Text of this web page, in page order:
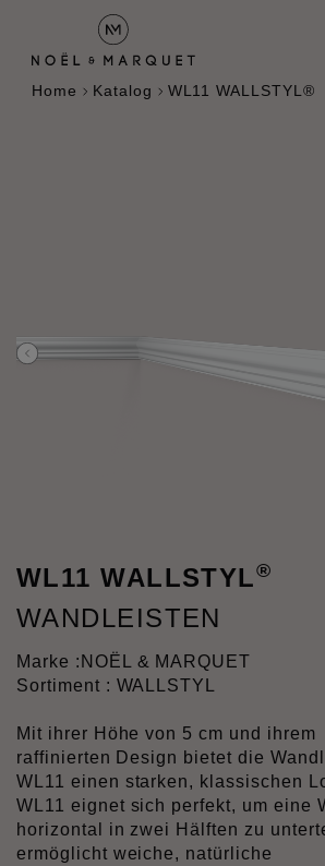
Home Katalog WL11 WALLSTYL®
WL11 WALLSTYL®
WANDLEISTEN
Marke : NOËL & MARQUET
Sortiment : WALLSTYL
Mit ihrer Höhe von 5 cm und ihrem
raffinierten Design bietet die
WL11 einen starken, klassischen
WL11 eignet sich perfekt, um eine
horizontal in zwei Hälften zu
ermöglicht weiche, natürliche